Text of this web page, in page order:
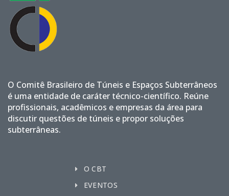
O Comitê Brasileiro de Túneis e Espaços Subterrâneos
é uma entidade de caráter técnico-científico. Reúne
profissionais, acadêmicos e empresas da área para
discutir questões de túneis e propor soluções
subterrâneas.
O CBT
EVENTOS